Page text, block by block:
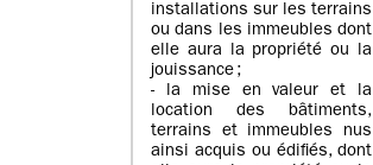
installations sur les terrains
ou dans les immeubles dont
elle aura la propriété ou la
jouissance ;
- la mise en valeur et la
location des bâtiments,
terrains et immeubles nus
ainsi acquis ou édifiés, dont